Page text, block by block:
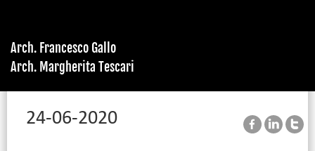
Arch. Francesco Gallo
Arch. Margherita Tescari
24-06-2020